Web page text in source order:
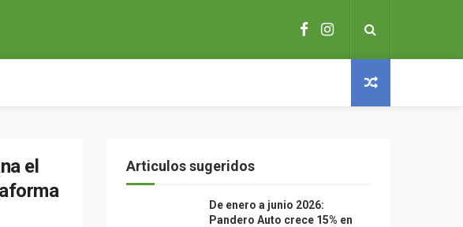
el
Articulos sugeridos
De enero a junio 2026:
Pandero Auto crece 15% en